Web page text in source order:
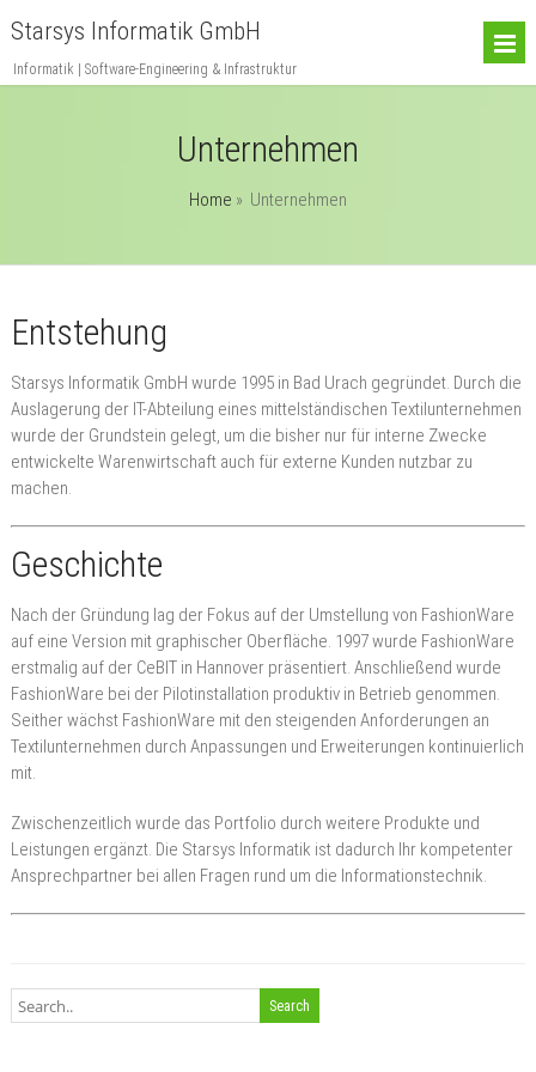
Starsys Informatik GmbH
Informatik | Software-Engineering & Infrastruktur
Unternehmen
Home » Unternehmen
Entstehung
Starsys Informatik GmbH wurde 1995 in Bad Urach gegründet. Durch die
Auslagerung der IT-Abteilung eines mittelständischen Textilunternehmen
wurde der Grundstein gelegt, um die bisher nur für interne Zwecke
entwickelte Warenwirtschaft auch für externe Kunden nutzbar zu
machen.
Geschichte
Nach der Gründung lag der Fokus auf der Umstellung von FashionWare
auf eine Version mit graphischer Oberfläche. 1997 wurde FashionWare
erstmalig auf der CeBIT in Hannover präsentiert. Anschließend wurde
FashionWare bei der Pilotinstallation produktiv in Betrieb genommen.
Seither wächst FashionWare mit den steigenden Anforderungen an
Textilunternehmen durch Anpassungen und Erweiterungen kontinuierlich
mit.
Zwischenzeitlich wurde das Portfolio durch weitere Produkte und
Leistungen ergänzt. Die Starsys Informatik ist dadurch Ihr kompetenter
Ansprechpartner bei allen Fragen rund um die Informationstechnik.